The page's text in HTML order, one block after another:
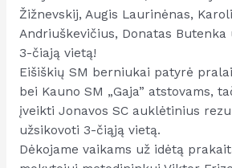
Žižnevskij, Augis Laurinėnas,
Andriuškevičius, Donatas Butenka
3-čiają vietą!
Eišiškių SM berniukai patyrė
bei Kauno SM „Gaja” atstovams,
įveikti Jonavos SC auklėtinius
užsikovoti 3-čiąją vietą.
Dėkojame vaikams už idėtą